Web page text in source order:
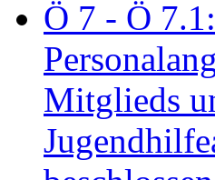
Ö 7 - Ö
Mitglieds